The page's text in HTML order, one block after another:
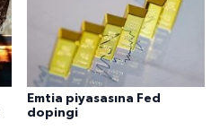
Emtia piyasasına Fed
dopingi